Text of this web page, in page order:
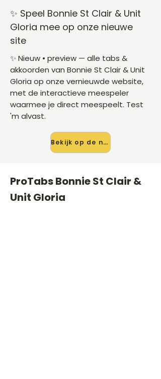
✨ Speel Bonnie St Clair & Unit
Gloria mee op onze nieuwe
site
✨ Nieuw • preview — alle tabs &
akkoorden van Bonnie St Clair & Unit
Gloria op onze vernieuwde website,
met de interactieve meespeler
waarmee je direct meespeelt. Test
'm alvast.
Bekijk op de nieuwe site →
ProTabs Bonnie St Clair &
Unit Gloria